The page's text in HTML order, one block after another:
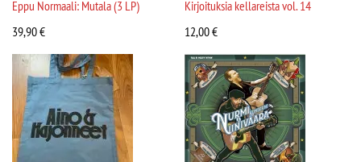
Eppu Normaali: Mutala (3 LP)
39,90€
Kirjoituksia kellareista vol. 14
12,00€